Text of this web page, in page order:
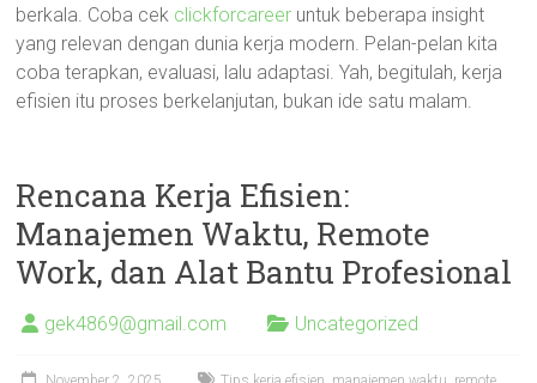
berkala. Coba cek clickforcareer untuk beberapa insight
yang relevan dengan dunia kerja modern. Pelan-pelan kita
coba terapkan, evaluasi, lalu adaptasi. Yah, begitulah, kerja
efisien itu proses berkelanjutan, bukan ide satu malam.
Rencana Kerja Efisien:
Manajemen Waktu, Remote
Work, dan Alat Bantu Profesional
gek4869@gmail.com Uncategorized